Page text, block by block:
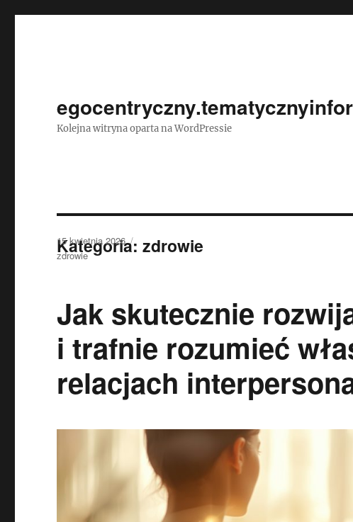
Kolejna witryna oparta na WordPressie
Kategoria:zdrowie
Jak skutecznie
i trafnie rozumieć
relacjach
Data
publikacji
15 kwietnia 2026
Kategorie
zdrowie